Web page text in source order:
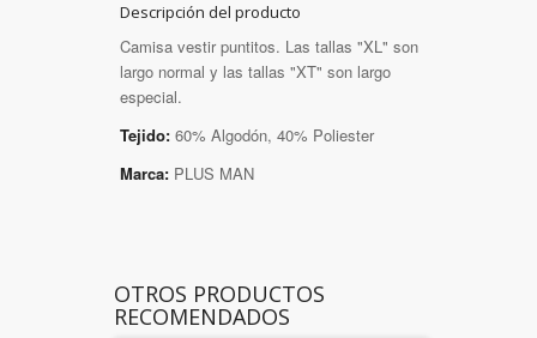
Descripción del producto
Camisa vestir puntitos. Las tallas "XL" son
largo normal y las tallas "XT" son largo
especial.
Tejido: 60% Algodón, 40% Poliester
Marca: PLUS MAN
OTROS PRODUCTOS
RECOMENDADOS